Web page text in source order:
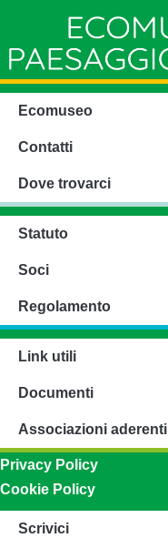
Ecomuseo
Contatti
Dove trovarci
Statuto
Soci
Regolamento
Link utili
Documenti
Associazioni aderenti
Privacy Policy
Cookie Policy
Scrivici